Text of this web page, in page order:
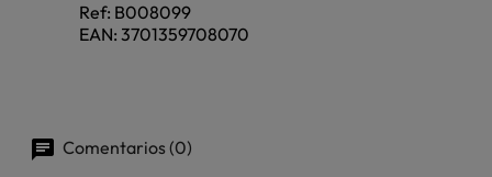
Ref: B008099
EAN: 3701359708070
Comentarios (0)